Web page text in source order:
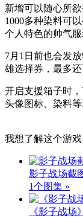
新增可以随心所
1000多种染料可
个人特色的帅气服
7月1日前也会发
雄选择券，最多还
开启支援箱子时
头像图标、染料等
我想了解这个游戏
影子战场截
1个图集 »
《影子战